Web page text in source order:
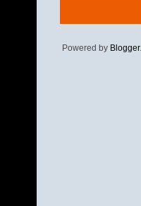
Powered by Blogger.